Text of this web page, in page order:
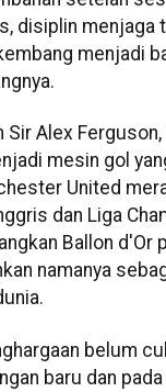
disiplin menjaga
menjadi
Sir Alex
mesin gol
United
dan Liga
Ballon d'Or
namanya
belum
baru dan